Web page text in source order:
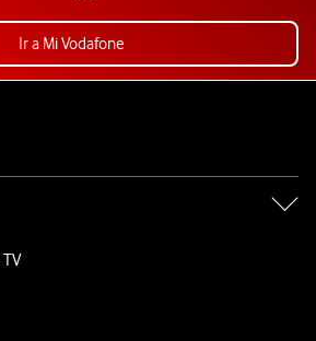
Ir a Mi Vodafone
sociales de Vodafone